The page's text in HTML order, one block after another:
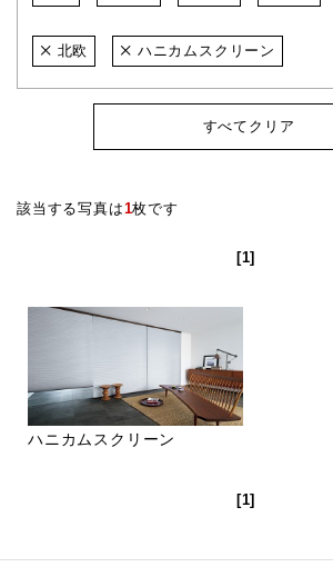
北欧 ハニカムスクリーン
すべてクリア
該当する写真は1枚です
[1]
ハニカムスクリーン
[1]